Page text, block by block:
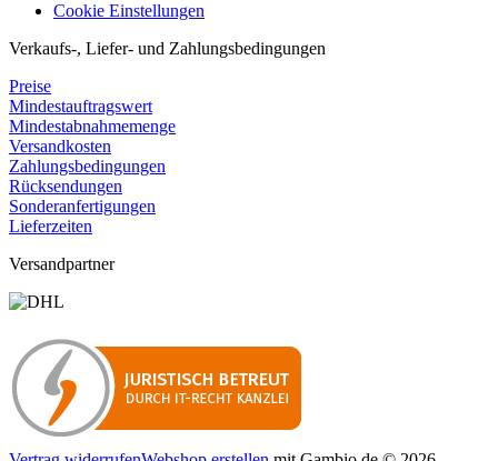
Cookie Einstellungen
Verkaufs-, Liefer- und Zahlungsbedingungen
Preise
Mindestauftragswert
Mindestabnahmemenge
Versandkosten
Zahlungsbedingungen
Rücksendungen
Sonderanfertigungen
Lieferzeiten
Versandpartner